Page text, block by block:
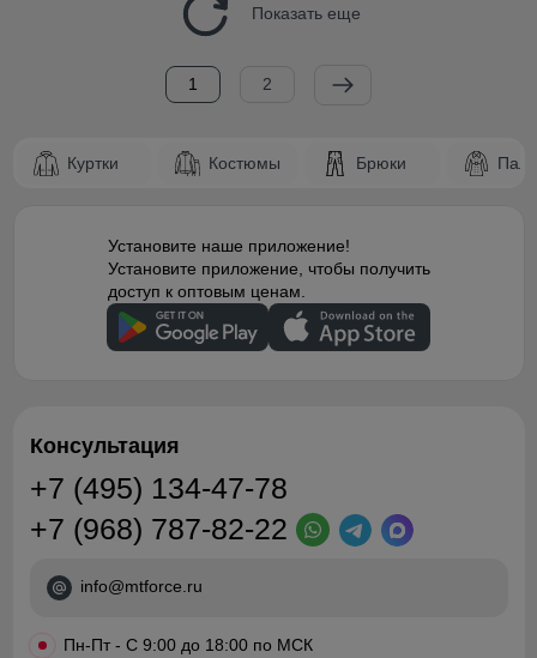
Показать еще
1 2
Куртки Костюмы Брюки
Установите наше приложение!
Установите приложение, чтобы получить
доступ к оптовым ценам.
Консультация
+7 (495) 134-47-78
+7 (968) 787-82-22
info@mtforce.ru
• Пн-Пт - С 9:00 до 18:00 по МСК